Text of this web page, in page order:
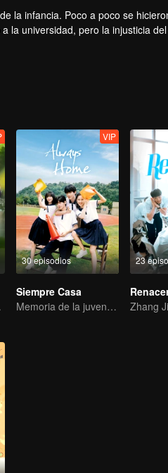
la infancia. Poco a poco se
la universidad, pero la injusticia
pueblo y sus sentimientos mutuos
luna
30 episodios
VIP
Siempre Casa
Memoria de la juventud de la generación de los 90
23